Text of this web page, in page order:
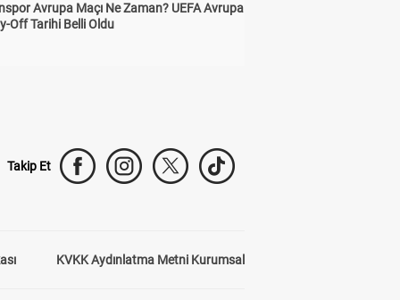
Avrupa Maçı Ne Zaman? UEFA Avrupa
Off Tarihi Belli Oldu
Takip Et
KVKK Aydınlatma Metni Kurumsal